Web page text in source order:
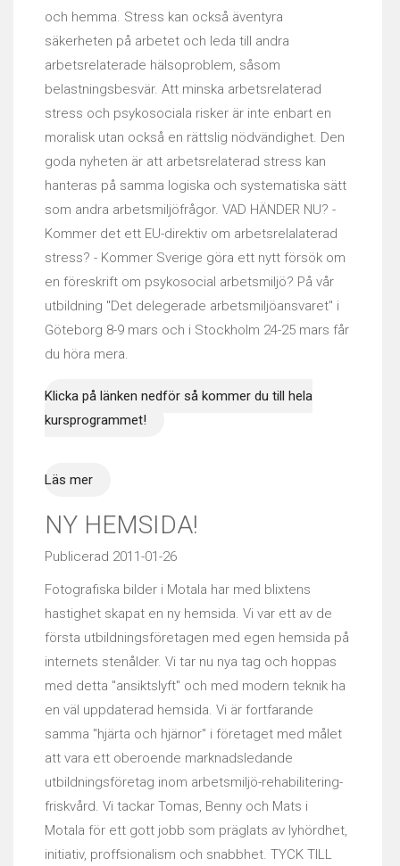
och hemma. Stress kan också äventyra
säkerheten på arbetet och leda till andra
arbetsrelaterade hälsoproblem, såsom
belastningsbesvär. Att minska arbetsrelaterad
stress och psykosociala risker är inte enbart en
moralisk utan också en rättslig nödvändighet. Den
goda nyheten är att arbetsrelaterad stress kan
hanteras på samma logiska och systematiska sätt
som andra arbetsmiljöfrågor. VAD HÄNDER NU? -
Kommer det ett EU-direktiv om arbetsrelalaterad
stress? - Kommer Sverige göra ett nytt försök om
en föreskrift om psykosocial arbetsmiljö? På vår
utbildning "Det delegerade arbetsmiljöansvaret" i
Göteborg 8-9 mars och i Stockholm 24-25 mars får
du höra mera.
Klicka på länken nedför så kommer du till hela
kursprogrammet!
Läs mer
NY HEMSIDA!
Publicerad 2011-01-26
Fotografiska bilder i Motala har med blixtens
hastighet skapat en ny hemsida. Vi var ett av de
första utbildningsföretagen med egen hemsida på
internets stenålder. Vi tar nu nya tag och hoppas
med detta "ansiktslyft" och med modern teknik ha
en väl uppdaterad hemsida. Vi är fortfarande
samma "hjärta och hjärnor" i företaget med målet
att vara ett oberoende marknadsledande
utbildningsföretag inom arbetsmiljö-rehabilitering-
friskvård. Vi tackar Tomas, Benny och Mats i
Motala för ett gott jobb som präglats av lyhördhet,
initiativ, proffsionalism och snabbhet. TYCK TILL